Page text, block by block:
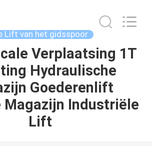
Lift van het gidsspoor
Verplaatsing 1T
Hydraulische
Goederenlift
Industriële
Lift